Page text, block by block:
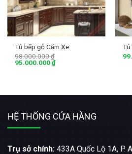
Tủ bếp gỗ Căm Xe
98.000.000₫
95.000.000₫
Tủ
HỆ THỐNG CỬA HÀNG
Trụ sở chính: 433A Quốc Lộ 1A, P.